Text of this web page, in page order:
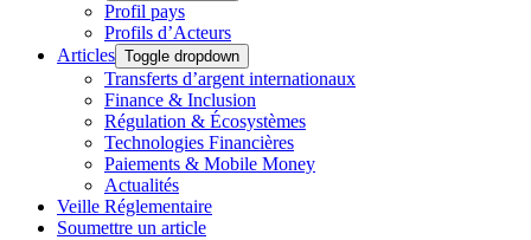
Profil pays
Profils d’Acteurs
Articles Toggle dropdown
Transferts d’argent internationaux
Finance & Inclusion
Régulation & Écosystèmes
Technologies Financières
Paiements & Mobile Money
Actualités
Veille Réglementaire
Soumettre un article